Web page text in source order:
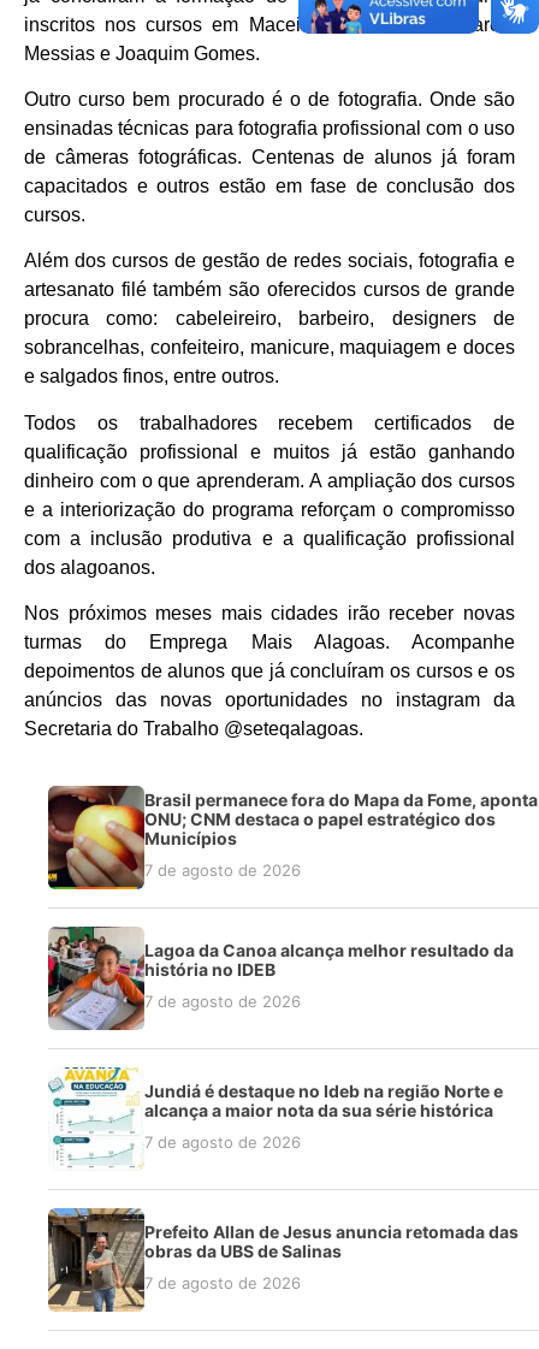
inscritos nos cursos em Maceió, União dos Palmares,
Messias e Joaquim Gomes.
Outro curso bem procurado é o de fotografia. Onde são
ensinadas técnicas para fotografia profissional com o uso
de câmeras fotográficas. Centenas de alunos já foram
capacitados e outros estão em fase de conclusão dos
cursos.
Além dos cursos de gestão de redes sociais, fotografia e
artesanato filé também são oferecidos cursos de grande
procura como: cabeleireiro, barbeiro, designers de
sobrancelhas, confeiteiro, manicure, maquiagem e doces
e salgados finos, entre outros.
Todos os trabalhadores recebem certificados de
qualificação profissional e muitos já estão ganhando
dinheiro com o que aprenderam. A ampliação dos cursos
e a interiorização do programa reforçam o compromisso
com a inclusão produtiva e a qualificação profissional
dos alagoanos.
Nos próximos meses mais cidades irão receber novas
turmas do Emprega Mais Alagoas. Acompanhe
depoimentos de alunos que já concluíram os cursos e os
anúncios das novas oportunidades no instagram da
Secretaria do Trabalho @seteqalagoas.
Brasil permanece fora do Mapa da Fome, aponta
ONU; CNM destaca o papel estratégico dos
Municípios
7 de agosto de 2026
Lagoa da Canoa alcança melhor resultado da
história no IDEB
7 de agosto de 2026
Jundiá é destaque no Ideb na região Norte e
alcança a maior nota da sua série histórica
7 de agosto de 2026
Prefeito Allan de Jesus anuncia retomada das
obras da UBS de Salinas
7 de agosto de 2026